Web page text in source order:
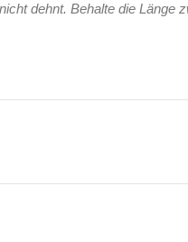
dehnt. Behalte die Länge